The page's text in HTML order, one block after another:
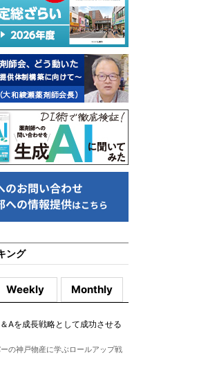
ング
Weekly Monthly
Aを成長戦略として成功させる
の神戸物産に学ぶロールアップ戦